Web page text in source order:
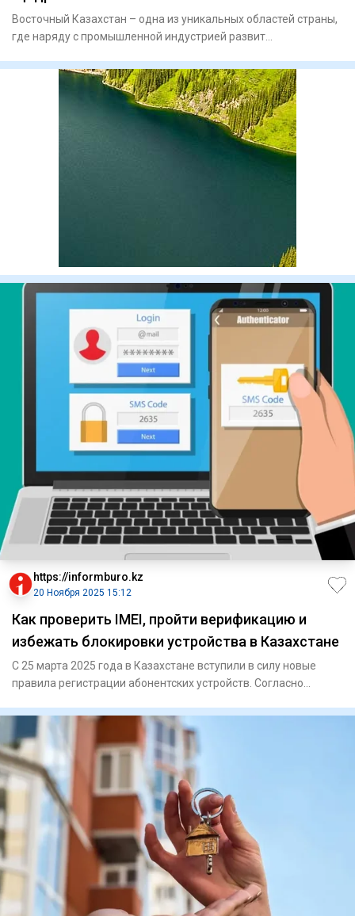
Восточный Казахстан – одна из уникальных областей страны,
где наряду с промышленной индустрией развит
https://informburo.kz
20 Ноября 2025 15:12
Как проверить IMEI, пройти верификацию и
избежать блокировки устройства в Казахстане
С 25 марта 2025 года в Казахстане вступили в силу новые
правила регистрации абонентских устройств. Согласно